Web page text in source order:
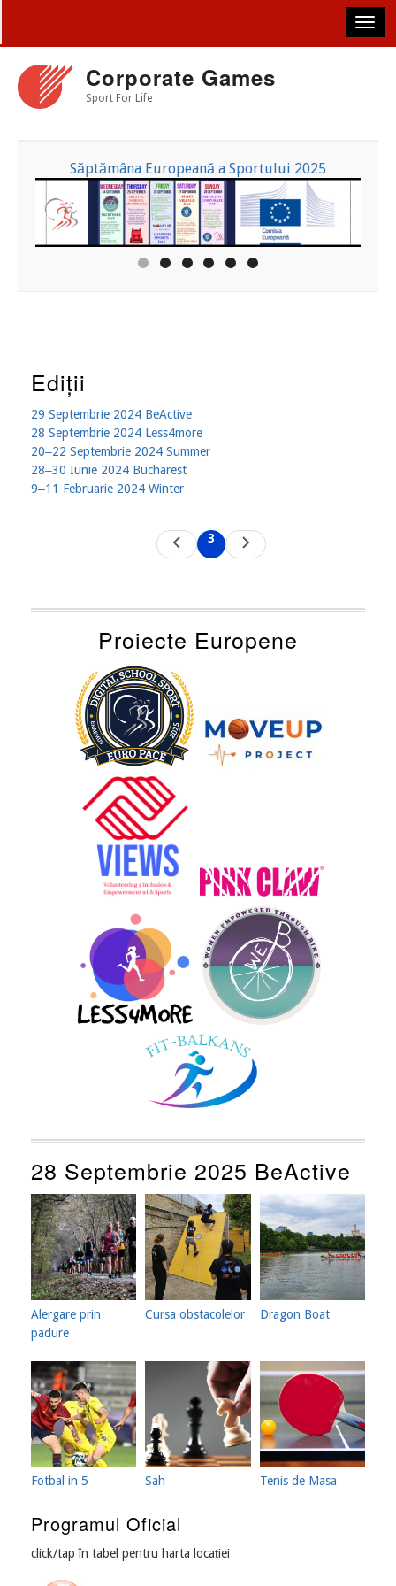
main
content
Corporate Games
Sport For Life
Săptămâna Europeană a Sportului 2025
Ediții
29 Septembrie 2024 BeActive
28 Septembrie 2024 Less4more
20‒22 Septembrie 2024 Summer
28‒30 Iunie 2024 Bucharest
9‒11 Februarie 2024 Winter
Previous
page
Current
page
3
Next
page
Proiecte Europene
28 Septembrie 2025 BeActive
Alergare prin
padure
Cursa obstacolelor Dragon Boat
Fotbal in 5 Sah Tenis de Masa
Programul Oficial
click/tap în tabel pentru harta locației